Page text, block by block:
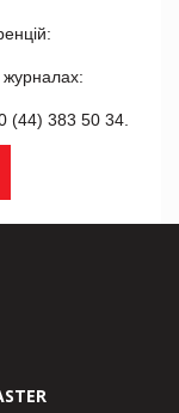
(44) 383 50 34.